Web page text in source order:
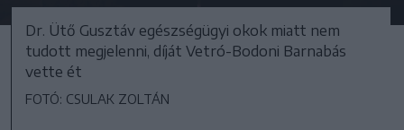
Dr. Ütő Gusztáv egészségügyi okok miatt nem
tudott megjelenni, díját Vetró-Bodoni Barnabás
vette ét
FOTÓ: CSULAK ZOLTÁN